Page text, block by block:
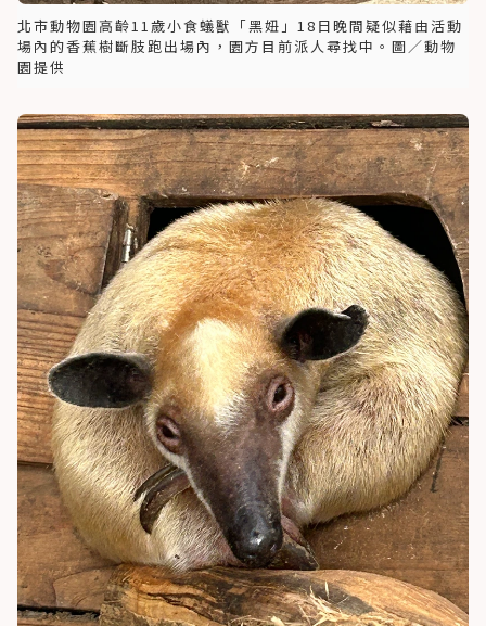
北市動物園高齡11歲小食蟻獸「黑妞」18日晚間疑似藉由活動
場內的香蕉樹斷肢跑出場內，園方目前派人尋找中。圖／動物
園提供